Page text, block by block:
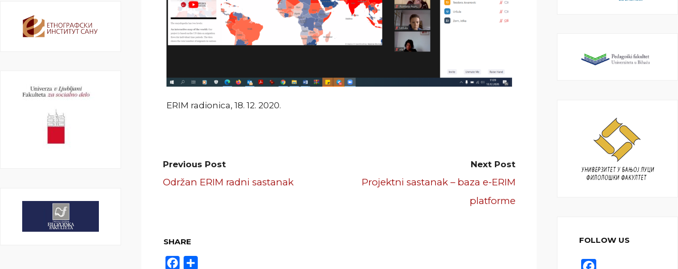
ERIM radionica, 18. 12. 2020.
Previous Post
Održan ERIM radni sastanak
Next Post
Projektni sastanak – baza e-ERIM
platforme
SHARE
Facebook
FOLLOW US